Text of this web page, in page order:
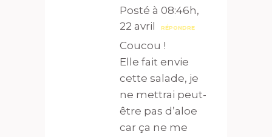
Posté à 08:46h,
22 avril
RÉPONDRE
Coucou !
Elle fait envie
cette salade, je
ne mettrai peut-
être pas d’aloe
car ça ne me